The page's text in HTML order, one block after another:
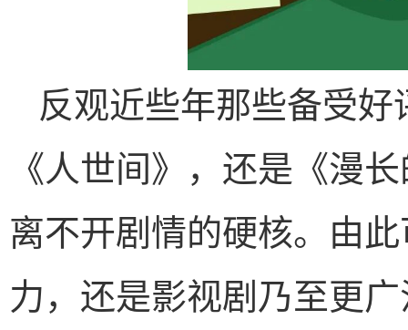
反观近些年那些备受
《人世间》，还是《漫
离不开剧情的硬核。由
力，还是影视剧乃至更